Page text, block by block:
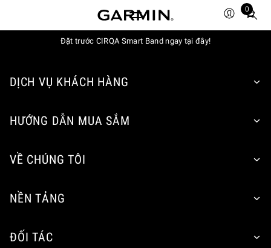
0
Total
items
Đặt trước CIRQA Smart Band ngay tại đây!
DỊCH VỤ KHÁCH HÀNG
HƯỚNG DẪN MUA SẮM
VỀ CHÚNG TÔI
NỀN TẢNG
ĐỐI TÁC